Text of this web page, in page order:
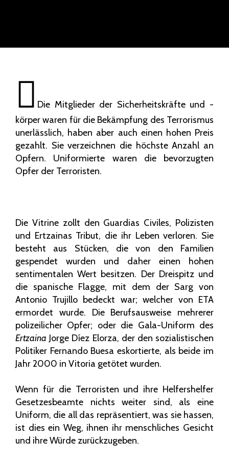
Die Mitglieder der Sicherheitskräfte und -
körper waren für die Bekämpfung des Terrorismus
unerlässlich, haben aber auch einen hohen Preis
gezahlt. Sie verzeichnen die höchste Anzahl an
Opfern. Uniformierte waren die bevorzugten
Opfer der Terroristen.
Die Vitrine zollt den Guardias Civiles, Polizisten
und Ertzainas Tribut, die ihr Leben verloren. Sie
besteht aus Stücken, die von den Familien
gespendet wurden und daher einen hohen
sentimentalen Wert besitzen. Der Dreispitz und
die spanische Flagge, mit dem der Sarg von
Antonio Trujillo bedeckt war; welcher von ETA
ermordet wurde. Die Berufsausweise mehrerer
polizeilicher Opfer; oder die Gala-Uniform des
Ertzaina Jorge Díez Elorza, der den sozialistischen
Politiker Fernando Buesa eskortierte, als beide im
Jahr 2000 in Vitoria getötet wurden.
Wenn für die Terroristen und ihre Helfershelfer
Gesetzesbeamte nichts weiter sind, als eine
Uniform, die all das repräsentiert, was sie hassen,
ist dies ein Weg, ihnen ihr menschliches Gesicht
und ihre Würde zurückzugeben.